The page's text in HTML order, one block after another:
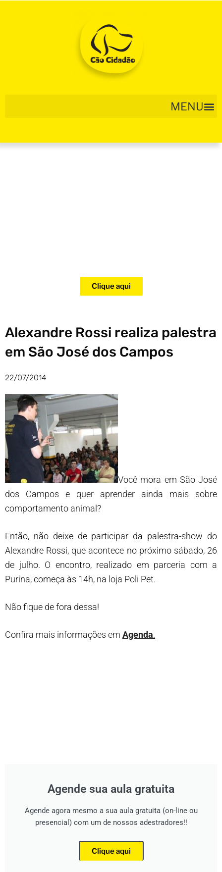
Clique aqui
Alexandre Rossi realiza palestra
em São José dos Campos
22/07/2014
Você mora em São José
dos Campos e quer aprender ainda mais sobre
comportamento animal?
Então, não deixe de participar da palestra-show do
Alexandre Rossi, que acontece no próximo sábado, 26
de julho. O encontro, realizado em parceria com a
Purina, começa às 14h, na loja Poli Pet.
Não fique de fora dessa!
Confira mais informações em Agenda.
Agende sua aula gratuita
Agende agora mesmo a sua aula gratuita (on-line ou
presencial) com um de nossos adestradores!!
Clique aqui